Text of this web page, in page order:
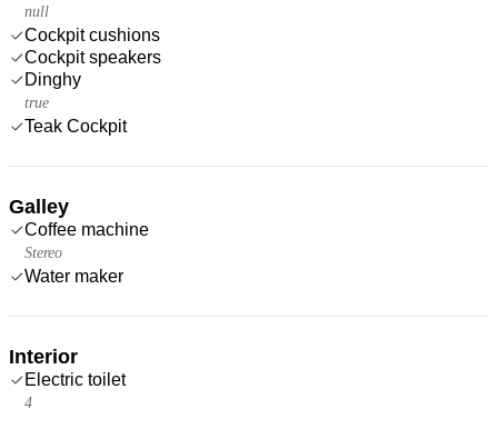
null
Cockpit cushions
Cockpit speakers
Dinghy
true
Teak Cockpit
Galley
Coffee machine
Stereo
Water maker
Interior
Electric toilet
4